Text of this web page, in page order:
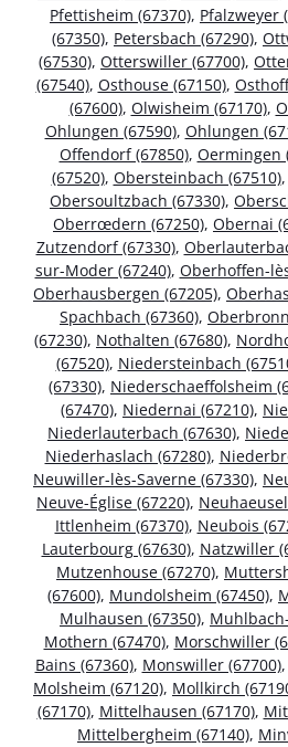
Pfettisheim (67370), Pfalzweyer
(67350), Petersbach (67290),
(67530), Otterswiller (67700),
(67540), Osthouse (67150),
(67600), Olwisheim (67170),
Ohlungen (67590), Ohlungen
Offendorf (67850), Oermingen
(67520), Obersteinbach (67510),
Obersoultzbach (67330),
Oberrœdern (67250), Obernai
Zutzendorf (67330),
sur-Moder (67240), Oberhoffen-
Oberhausbergen (67205),
Spachbach (67360),
(67230), Nothalten (67680),
(67520), Niedersteinbach
(67330), Niederschaeffolsheim
(67470), Niedernai (67210),
Niederlauterbach (67630),
Niederhaslach (67280),
Neuwiller-lès-Saverne (67330),
Neuve-Église (67220),
Ittlenheim (67370), Neubois
Lauterbourg (67630), Natzwiller
Mutzenhouse (67270),
(67600), Mundolsheim (67450),
Mulhausen (67350),
Mothern (67470), Morschwiller
Bains (67360), Monswiller (67700),
Molsheim (67120), Mollkirch
(67170), Mittelhausen (67170),
Mittelbergheim (67140),